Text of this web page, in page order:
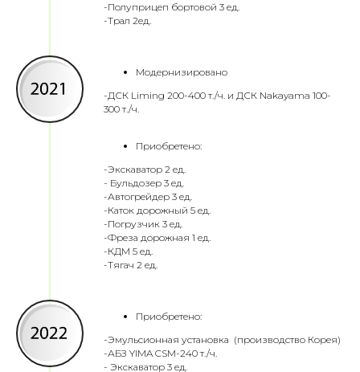
-Полуприцеп бортовой 3 ед.
-Трал 2ед.
Модернизировано
-ДСК Liming 200-400 т./ч. и ДСК Nakayama 100-
300 т./ч.
Приобретено:
-Экскаватор 2 ед.
- Бульдозер 3 ед.
-Автогрейдер 3 ед.
-Каток дорожный 5 ед.
-Погрузчик 3 ед.
-Фреза дорожная 1 ед.
-КДМ 5 ед.
-Тягач 2 ед.
Приобретено:
-Эмульсионная установка (производство Корея)
-АБЗ YIMA CSM-240 т./ч.
- Экскаватор 3 ед.